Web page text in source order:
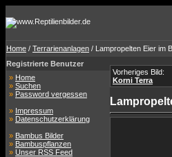
Home / Terrarienanlagen / Lampropelten Eier im
Registrierte Benutzer
» Home
» Suchen
» Password vergessen
» Impressum
» Datenschutzerklärung
» Bambus Bilder
» Bambuspflanzen
» Unser RSS Feed
Vorheriges Bild:
Korni Terra